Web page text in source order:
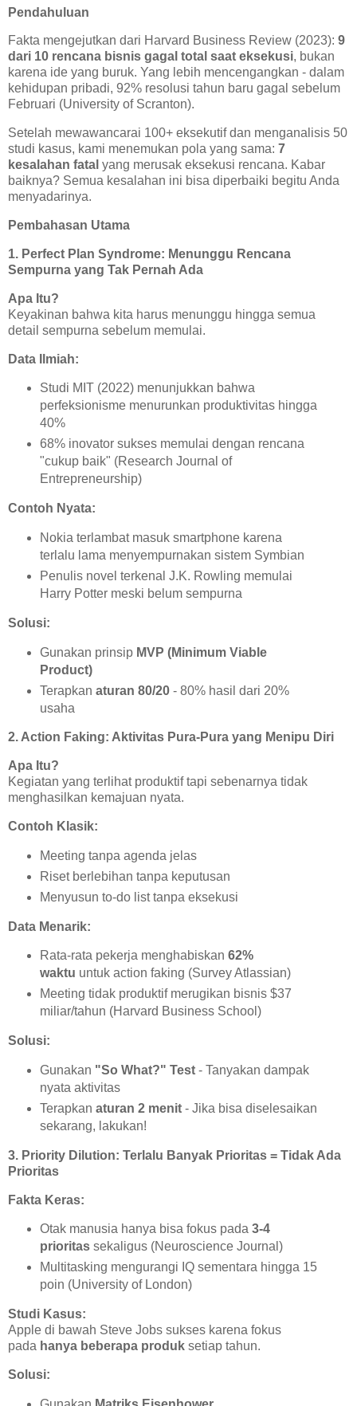
Pendahuluan
Fakta mengejutkan dari Harvard Business Review (2023): 9
dari 10 rencana bisnis gagal total saat eksekusi, bukan
karena ide yang buruk. Yang lebih mencengangkan - dalam
kehidupan pribadi, 92% resolusi tahun baru gagal sebelum
Februari (University of Scranton).
Setelah mewawancarai 100+ eksekutif dan menganalisis 50
studi kasus, kami menemukan pola yang sama: 7
kesalahan fatal yang merusak eksekusi rencana. Kabar
baiknya? Semua kesalahan ini bisa diperbaiki begitu Anda
menyadarinya.
Pembahasan Utama
1. Perfect Plan Syndrome: Menunggu Rencana
Sempurna yang Tak Pernah Ada
Apa Itu?
Keyakinan bahwa kita harus menunggu hingga semua
detail sempurna sebelum memulai.
Data Ilmiah:
Studi MIT (2022) menunjukkan bahwa
perfeksionisme menurunkan produktivitas hingga
40%
68% inovator sukses memulai dengan rencana
"cukup baik" (Research Journal of
Entrepreneurship)
Contoh Nyata:
Nokia terlambat masuk smartphone karena
terlalu lama menyempurnakan sistem Symbian
Penulis novel terkenal J.K. Rowling memulai
Harry Potter meski belum sempurna
Solusi:
Gunakan prinsip MVP (Minimum Viable
Product)
Terapkan aturan 80/20- 80% hasil dari 20%
usaha
2. Action Faking: Aktivitas Pura-Pura yang Menipu Diri
Apa Itu?
Kegiatan yang terlihat produktif tapi sebenarnya tidak
menghasilkan kemajuan nyata.
Contoh Klasik:
Meeting tanpa agenda jelas
Riset berlebihan tanpa keputusan
Menyusun to-do list tanpa eksekusi
Data Menarik:
Rata-rata pekerja menghabiskan 62%
waktu untuk action faking (Survey Atlassian)
Meeting tidak produktif merugikan bisnis $37
miliar/tahun (Harvard Business School)
Solusi:
Gunakan "So What?" Test- Tanyakan dampak
nyata aktivitas
Terapkan aturan 2 menit- Jika bisa diselesaikan
sekarang, lakukan!
3. Priority Dilution: Terlalu Banyak Prioritas = Tidak Ada
Prioritas
Fakta Keras:
Otak manusia hanya bisa fokus pada 3-4
prioritassekaligus (Neuroscience Journal)
Multitasking mengurangi IQ sementara hingga 15
poin (University of London)
Studi Kasus:
Apple di bawah Steve Jobs sukses karena fokus
pada hanya beberapa produk setiap tahun.
Solusi: